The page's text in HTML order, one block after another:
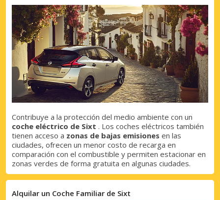
Contribuye a la protección del medio ambiente con un
coche eléctrico de Sixt . Los coches eléctricos también
tienen acceso a zonas de bajas emisiones en las
ciudades, ofrecen un menor costo de recarga en
comparación con el combustible y permiten estacionar en
zonas verdes de forma gratuita en algunas ciudades.
Alquilar un Coche Familiar de Sixt